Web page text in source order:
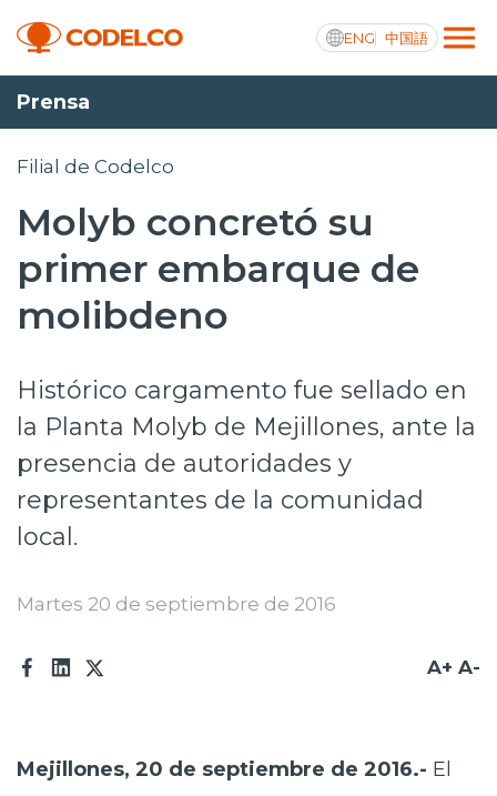
ENG 中国語
Transparencia activa
Nosotros
Sustentabilidad
Innovación
Inversionistas
Prensa
Transparencia activa
Canales de denuncia
Acceso trabajadores/as
Prensa
Filial de Codelco
Molyb concretó su
primer embarque de
molibdeno
Histórico cargamento fue sellado en
la Planta Molyb de Mejillones, ante la
presencia de autoridades y
representantes de la comunidad
local.
Martes 20 de septiembre de 2016
A+ A-
Mejillones, 20 de septiembre de 2016.- El